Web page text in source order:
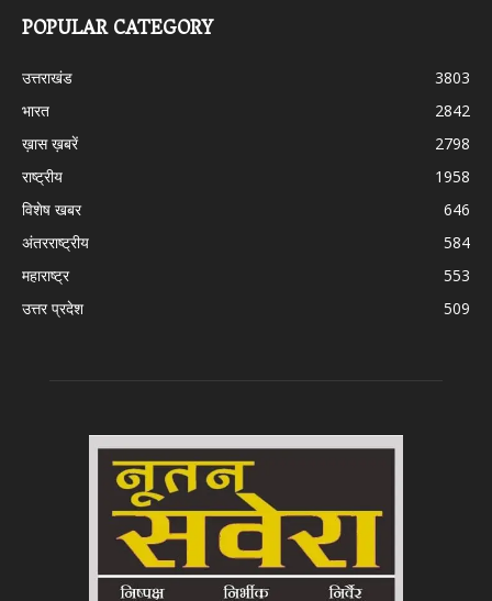
POPULAR CATEGORY
उत्तराखंड
3803
भारत
2842
ख़ास ख़बरें
2798
राष्ट्रीय
1958
विशेष खबर
646
अंतरराष्ट्रीय
584
महाराष्ट्र
553
उत्तर प्रदेश
509